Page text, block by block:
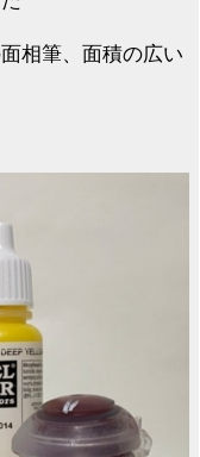
相筆、面積の広い